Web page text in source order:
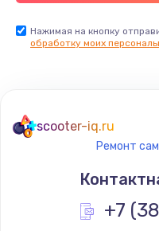
Нажимая на кнопку
обработку моих
scooter-iq.ru
Ремонт
+7